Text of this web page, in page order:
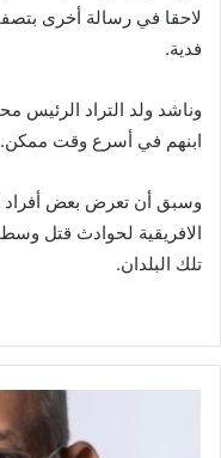
لاحقا في رسالة أخرى
فدية.
وناشد ولد التراد الرئيس
ابنهم في أسرع وقت ممكن.
وسبق أن تعرض بعض أفراد
الافريقية لحوادث قتل
تلك البلدان.